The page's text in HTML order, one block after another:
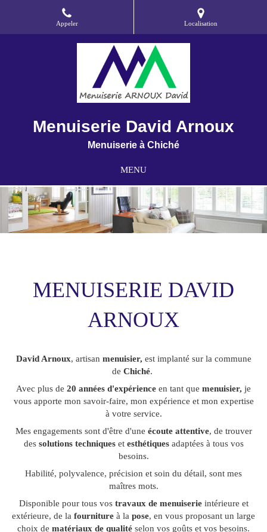
Appeler Localisation
Menuiserie David Arnoux
Menuiserie à Chiché
MENU
MENUISERIE DAVID
ARNOUX
David Arnoux, artisan menuisier, est implanté sur la commune
de Chiché.
Avec plus de 20 années d'expérience en tant que menuisier, je
vous apporte mon savoir-faire, mon expérience et mon expertise
à votre service.
Mes engagements sont d'être d'une écoute attentive, de trouver
des solutions techniques et esthétiquesadaptées à tous vos
besoins.
Habilité, polyvalence, précision et soin du détail, sont mes
maîtres mots.
Disponible pour tous vostravaux de menuiserieintérieure et
extérieure, de la fourniture à la pose, en vous proposant un large
choix de matériaux de qualité selon vos goûts et vos besoins.